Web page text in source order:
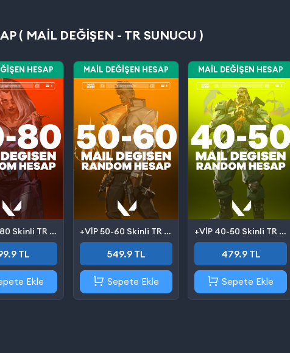
( MAIL DEĞIŞEN - TR SUNUCU )
HESAP
+VİP 60-80 Skinli TR Valorant Hesap (Mail Değişen)
TL
Ekle
MAIL DEĞIŞEN HESAP
+VİP 50-60 Skinli TR Valorant Hesap (Mail Değişen)
549.9 TL
Sepete Ekle
MAIL DEĞIŞEN HESAP
+VİP 40-50 Skinli TR Valorant Hesap (Mail Değişen)
479.9 TL
Sepete Ekle